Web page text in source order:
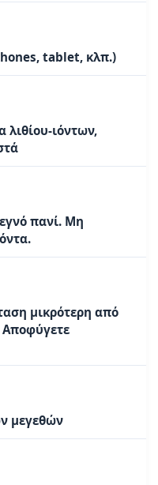
tablet, κλπ.)
λιθίου-ιόντων,
πανί. Μη
μικρότερη από
Αποφύγετε
μεγεθών